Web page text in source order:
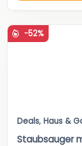
-52%
Deals, Haus &
Staubsauger